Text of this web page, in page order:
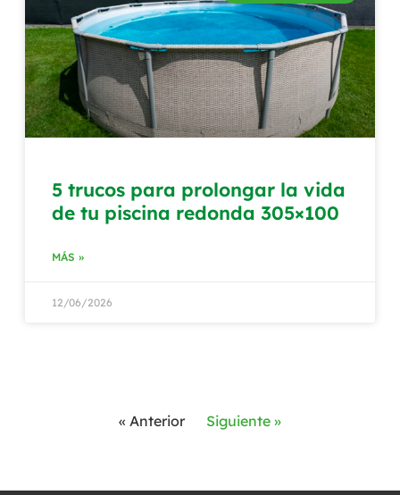
5 trucos para prolongar la vida
de tu piscina redonda 305×100
MÁS »
12/06/2026
« Anterior Siguiente »